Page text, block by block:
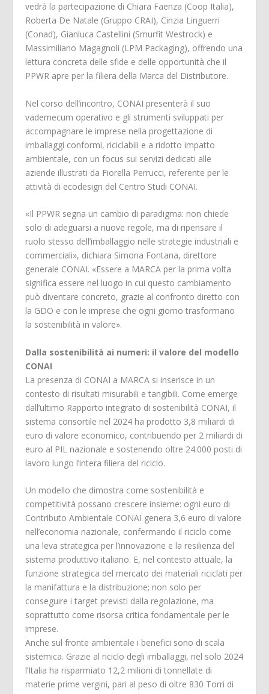
vedrà la partecipazione di Chiara Faenza (Coop Italia),
Roberta De Natale (Gruppo CRAI), Cinzia Linguerri
(Conad), Gianluca Castellini (Smurfit Westrock) e
Massimiliano Magagnoli (LPM Packaging), offrendo una
lettura concreta delle sfide e delle opportunità che il
PPWR apre per la filiera della Marca del Distributore.
Nel corso dell’incontro, CONAI presenterà il suo
vademecum operativo e gli strumenti sviluppati per
accompagnare le imprese nella progettazione di
imballaggi conformi, riciclabili e a ridotto impatto
ambientale, con un focus sui servizi dedicati alle
aziende illustrati da Fiorella Perrucci, referente per le
attività di ecodesign del Centro Studi CONAI.
«Il PPWR segna un cambio di paradigma: non chiede
solo di adeguarsi a nuove regole, ma di ripensare il
ruolo stesso dell’imballaggio nelle strategie industriali e
commerciali», dichiara Simona Fontana, direttore
generale CONAI. «Essere a MARCA per la prima volta
significa essere nel luogo in cui questo cambiamento
può diventare concreto, grazie al confronto diretto con
la GDO e con le imprese che ogni giorno trasformano
la sostenibilità in valore».
Dalla sostenibilità ai numeri: il valore del modello
CONAI
La presenza di CONAI a MARCA si inserisce in un
contesto di risultati misurabili e tangibili. Come emerge
dall’ultimo Rapporto integrato di sostenibilità CONAI, il
sistema consortile nel 2024 ha prodotto 3,8 miliardi di
euro di valore economico, contribuendo per 2 miliardi di
euro al PIL nazionale e sostenendo oltre 24.000 posti di
lavoro lungo l’intera filiera del riciclo.
Un modello che dimostra come sostenibilità e
competitività possano crescere insieme: ogni euro di
Contributo Ambientale CONAI genera 3,6 euro di valore
nell’economia nazionale, confermando il riciclo come
una leva strategica per l’innovazione e la resilienza del
sistema produttivo italiano. E, nel contesto attuale, la
funzione strategica del mercato dei materiali riciclati per
la manifattura e la distribuzione; non solo per
conseguire i target previsti dalla regolazione, ma
soprattutto come risorsa critica fondamentale per le
imprese.
Anche sul fronte ambientale i benefici sono di scala
sistemica. Grazie al riciclo degli imballaggi, nel solo 2024
l’Italia ha risparmiato 12,2 milioni di tonnellate di
materie prime vergini, pari al peso di oltre 830 Torri di